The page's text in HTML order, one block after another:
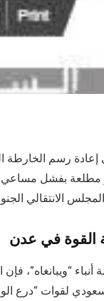
إعادة رسم
مطلعة بفشل مساعي
الانتقالي
القوة في عدن
أنباء
لقوات “درع